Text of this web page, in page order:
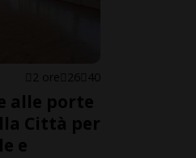
2 ore 26 40
alle porte
Città per
e